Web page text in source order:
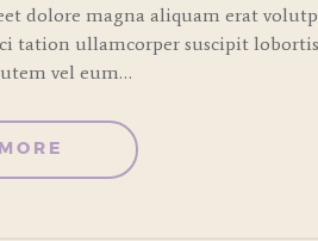
dolore magna aliquam erat
tation ullamcorper suscipit
vel eum…